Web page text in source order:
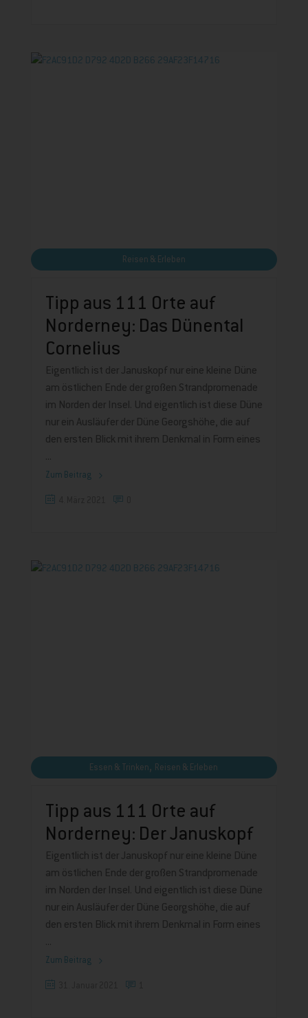
Reisen & Erleben
Tipp aus 111 Orte auf
Norderney: Das Dünental
Cornelius
Eigentlich ist der Januskopf nur eine kleine Düne
am östlichen Ende der großen Strandpromenade
im Norden der Insel. Und eigentlich ist diese Düne
nur ein Ausläufer der Düne Georgshöhe, die auf
den ersten Blick mit ihrem Denkmal in Form eines
Zum Beitrag
Essen & Trinken, Reisen & Erleben
Tipp aus 111 Orte auf
Norderney: Der Januskopf
Eigentlich ist der Januskopf nur eine kleine Düne
am östlichen Ende der großen Strandpromenade
im Norden der Insel. Und eigentlich ist diese Düne
nur ein Ausläufer der Düne Georgshöhe, die auf
den ersten Blick mit ihrem Denkmal in Form eines
Zum Beitrag